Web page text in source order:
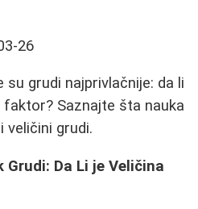
26
grudi najprivlačnije: da li
Saznajte šta nauka
veličini grudi.
Da Li je Veličina